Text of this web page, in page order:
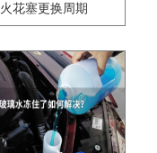
火花塞更换周期